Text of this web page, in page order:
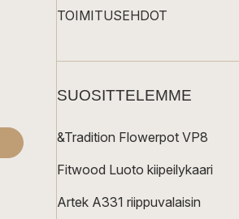
TOIMITUSEHDOT
SUOSITTELEMME
&Tradition Flowerpot VP8
Fitwood Luoto kiipeilykaari
Artek A331 riippuvalaisin